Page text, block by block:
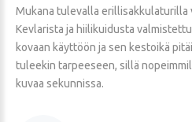
Mukana tulevalla erillisakkulaturilla
Kevlarista ja hiilikuidusta
kovaan käyttöön ja sen kestoikä
tuleekin tarpeeseen, sillä
kuvaa sekunnissa.